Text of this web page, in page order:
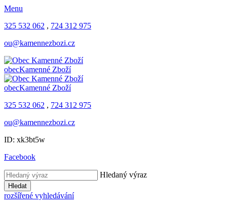
Menu
325 532 062 , 724 312 975
ou@kamennezbozi.cz
obecKamenné Zboží
obecKamenné Zboží
325 532 062 , 724 312 975
ou@kamennezbozi.cz
ID: xk3bt5w
Facebook
Hledaný výraz
Hledat
rozšířené vyhledávání